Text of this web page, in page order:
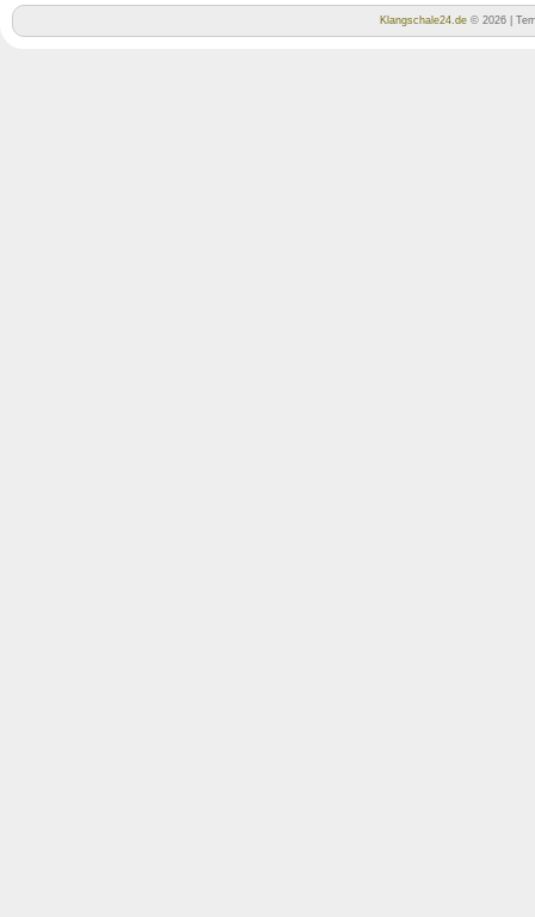
Klangschale24.de © 2026 |